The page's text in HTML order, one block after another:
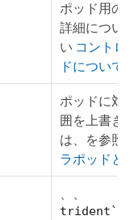
ポッド用の
詳細につい
い コント
ドについて
ポッドに対
囲を上書き
は、を参照
ラポッドと
、、
trident`お